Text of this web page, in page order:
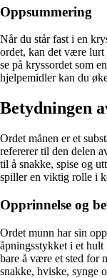
Oppsummering
Når du står fast i en
ordet, kan det være lurt
se på kryssordet som
hjelpemidler kan du
Betydningen
Ordet månen er et
refererer til den delen
til å snakke, spise og
spiller en viktig rolle i
Opprinnelse og
Ordet munn har sin
åpningsstykket i et
bare å være et sted for
snakke, hviske, synge